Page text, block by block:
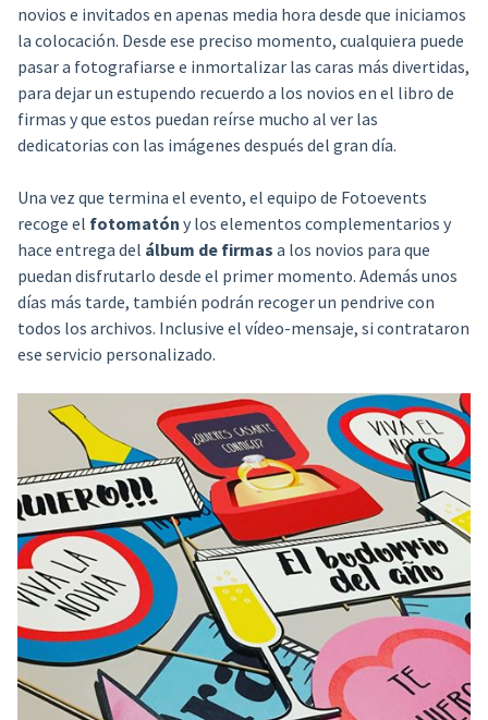
novios e invitados en apenas media hora desde que iniciamos
la colocación. Desde ese preciso momento, cualquiera puede
pasar a fotografiarse e inmortalizar las caras más divertidas,
para dejar un estupendo recuerdo a los novios en el libro de
firmas y que estos puedan reírse mucho al ver las
dedicatorias con las imágenes después del gran día.
Una vez que termina el evento, el equipo de Fotoevents
recoge el fotomatón y los elementos complementarios y
hace entrega del álbum de firmas a los novios para que
puedan disfrutarlo desde el primer momento. Además unos
días más tarde, también podrán recoger un pendrive con
todos los archivos. Inclusive el vídeo-mensaje, si contrataron
ese servicio personalizado.